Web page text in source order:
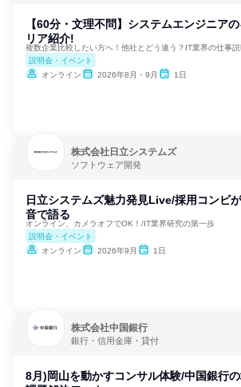
【60分・文理不問】システムエンジニア
リア紹介!
複数企業比較したい方へ！他社とどう違う？IT業界の仕事
説明会・イベント
オンライン
2026年8月・9月 1日
株式会社日立システムズ
ソフトウェア開発
日立システムズ魅力発見Live/採用コンビ
音で語る
オンライン、カメラオフでOK！/IT業界研究の第一歩
説明会・イベント
オンライン
2026年9月 1日
株式会社中国銀行
銀行・信用金庫・貸付
8月)岡山を動かすコンサル体験/中国銀行